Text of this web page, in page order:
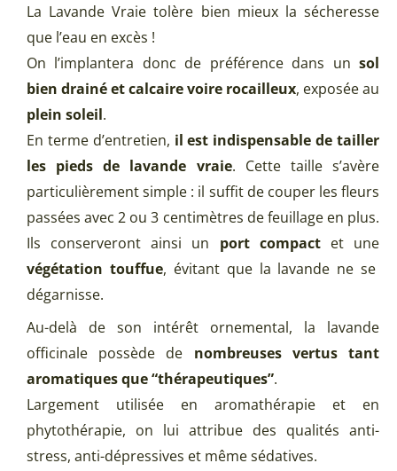
La Lavande Vraie tolère bien mieux la sécheresse
que l’eau en excès !
On l’implantera donc de préférence dans un sol
bien drainé et calcaire voire rocailleux, exposée au
plein soleil.
En terme d’entretien, il est indispensable de tailler
les pieds de lavande vraie. Cette taille s’avère
particulièrement simple : il suffit de couper les fleurs
passées avec 2 ou 3 centimètres de feuillage en plus.
Ils conserveront ainsi un port compact et une
végétation touffue, évitant que la lavande ne se
dégarnisse.
Au-delà de son intérêt ornemental, la lavande
officinale possède de nombreuses vertus tant
aromatiques que “thérapeutiques”.
Largement utilisée en aromathérapie et en
phytothérapie, on lui attribue des qualités anti-
stress, anti-dépressives et même sédatives.